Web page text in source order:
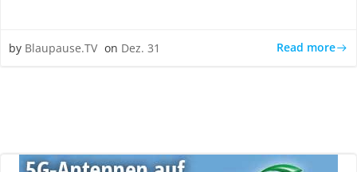
by Blaupause.TV on Dez. 31 Read more